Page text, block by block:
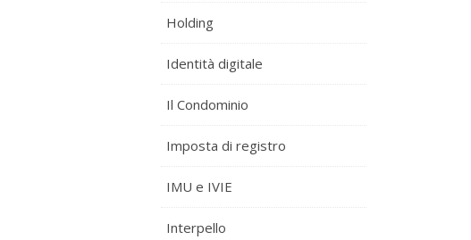
Holding
Identità digitale
Il Condominio
Imposta di registro
IMU e IVIE
Interpello